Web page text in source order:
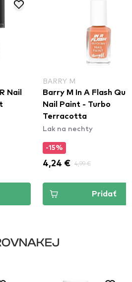
Nail
BARRY M
Barry M In A Flash
Nail Paint - Turbo
Terracotta
Lak na nechty
-15%
4,24 € 4,99 €
Pridať